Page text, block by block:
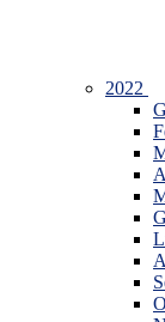
2022